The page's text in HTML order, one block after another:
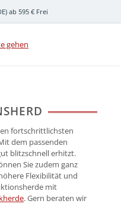
ab 595 € Frei
fortschrittlichsten
dem passenden
blitzschnell erhitzt.
Sie zudem ganz
Flexibilität und
mit
. Gern beraten wir